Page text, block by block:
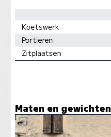
Koetswerk
Portieren
Zitplaatsen
Maten en gewichten